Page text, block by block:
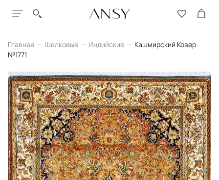
Главная Шелковые Индийские
Кашмирский Ковер
№1771